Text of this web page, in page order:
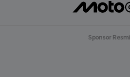
Sponsor Resmi